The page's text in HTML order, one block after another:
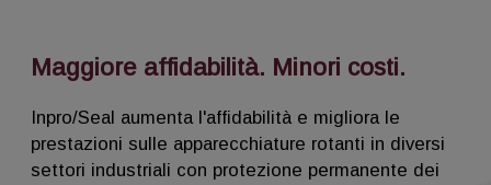
Maggiore affidabilità. Minori costi.
Inpro/Seal aumenta l'affidabilità e migliora le
prestazioni sulle apparecchiature rotanti in diversi
settori industriali con protezione permanente dei